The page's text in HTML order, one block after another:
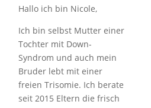
Hallo ich bin Nicole,
Ich bin selbst Mutter einer
Tochter mit Down-
Syndrom und auch mein
Bruder lebt mit einer
freien Trisomie. Ich berate
seit 2015 Eltern die frisch